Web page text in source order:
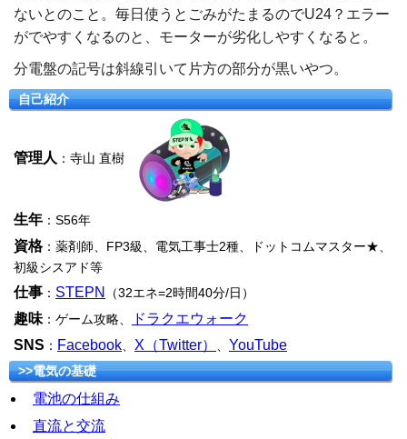
ないとのこと。毎日使うとごみがたまるのでU24？エラー
がでやすくなるのと、モーターが劣化しやすくなると。
分電盤の記号は斜線引いて片方の部分が黒いやつ。
自己紹介
管理人 ：寺山 直樹
生年 ：S56年
資格：薬剤師、FP3級、電気工事士2種、ドットコムマスター★、
初級シスアド等
仕事 ： STEPN （32エネ=2時間40分/日）
趣味 ：ゲーム攻略、
ドラクエウォーク
SNS ： Facebook X（Twitter） YouTube
>>電気の基礎
電池の仕組み
直流と交流